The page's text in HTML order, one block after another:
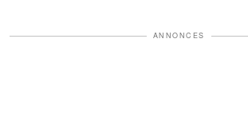
ANNONCES